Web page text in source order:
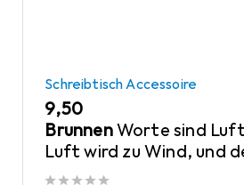
Schreibtisch Accessoire
EUR
9,50
BrunnenWorte sind
Luft wird zu Wind, und
lässt die Schiffe segeln